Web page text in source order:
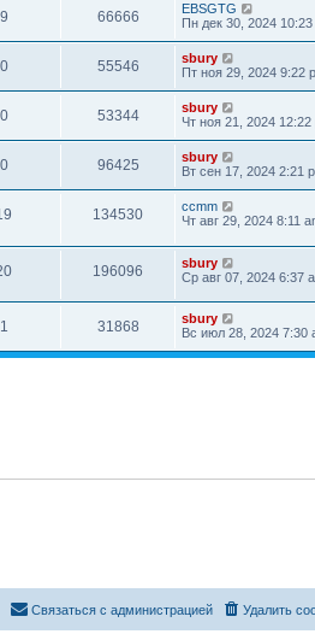
9 66666
EBSGTG
Пн дек 30, 2024 10:23
0 55546
sbury
Пт ноя 29, 2024 9:22
0 53344
sbury
Чт ноя 21, 2024 12:22
0 96425
sbury
Вт сен 17, 2024 2:21
134530
ccmm
Чт авг 29, 2024 8:11
196096
sbury
Ср авг 07, 2024 6:37
1 31868
sbury
Вс июл 28, 2024 7:30
Удалить
Связаться с администрацией